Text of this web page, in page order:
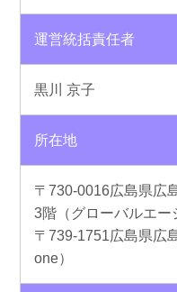
運営統括責任者
黒川 京子
所在地
〒730-0016広島県広
3階（グローバルエー
〒739-1751広島県広
one）